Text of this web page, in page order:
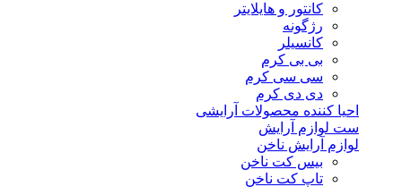
کانتور و هایلایتر
رژگونه
کانسیلر
بی بی کرم
سی سی کرم
دی دی کرم
احیا کننده محصولات آرایشی
ست لوازم آرایش
لوازم آرایش ناخن
بیس کت ناخن
تاپ کت ناخن